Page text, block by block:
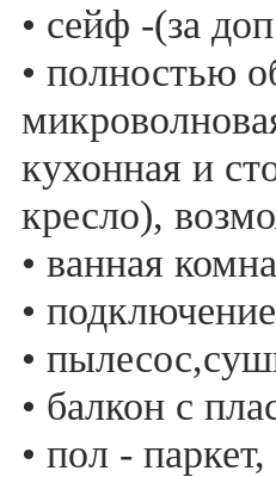
• сейф -(за
• полностью
кухонная и
кресло),
• ванная
•
•
• балкон с
• пол - паркет,